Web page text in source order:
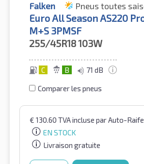
Falken Pneus toutes
Euro All Season AS220
M+S 3PMSF
255/45R18103W
C B 71 dB
Comparer les pneus
€ 130.60 TVA incluse par Auto-
EN STOCK
Livraison gratuite